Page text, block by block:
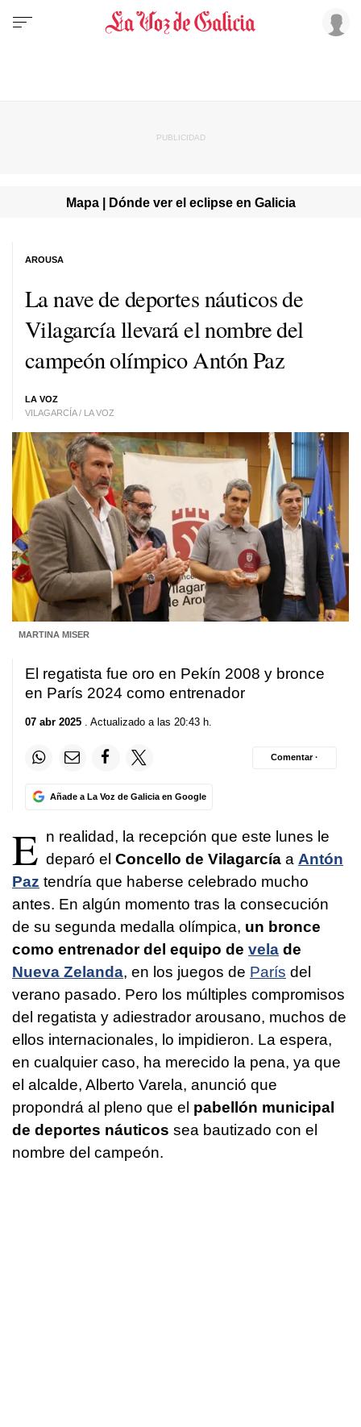
Mapa | Dónde ver el eclipse en Galicia
La nave de deportes náuticos de
Vilagarcía llevará el nombre del
campeón olímpico Antón Paz
LA VOZ
VILAGARCÍA / LA VOZ
AROUSA
MARTINA MISER
El regatista fue oro en Pekín 2008 y bronce
en París 2024 como entrenador
07 abr 2025 . Actualizado a las 20:43 h.
Añade a La Voz de Galicia en Google
Comentar ·
E n realidad, la recepción que este lunes le
deparó el Concello de Vilagarcía a Antón
Paz tendría que haberse celebrado mucho
antes. En algún momento tras la consecución
de su segunda medalla olímpica, un bronce
como entrenador del equipo de vela de
Nueva Zelanda, en los juegos de París del
verano pasado. Pero los múltiples compromisos
del regatista y adiestrador arousano, muchos de
ellos internacionales, lo impidieron. La espera,
en cualquier caso, ha merecido la pena, ya que
el alcalde, Alberto Varela, anunció que
propondrá al pleno que el pabellón municipal
de deportes náuticos sea bautizado con el
nombre del campeón.